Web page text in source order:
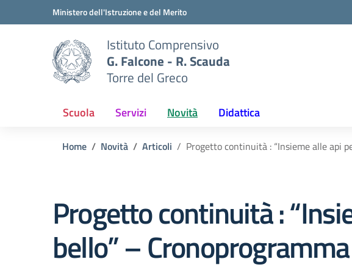
Vai ai contenuti
Vai al menu di navigazioneMinistero dell'Istruzione e del Merito
Istituto Comprensivo
G. Falcone - R. Scauda
Torre del Greco
Scuola Servizi Novità Didattica
Home Novità Articoli Progetto continuità : “Insieme alle api
Progetto continuità :
bello” – Cronoprogramma